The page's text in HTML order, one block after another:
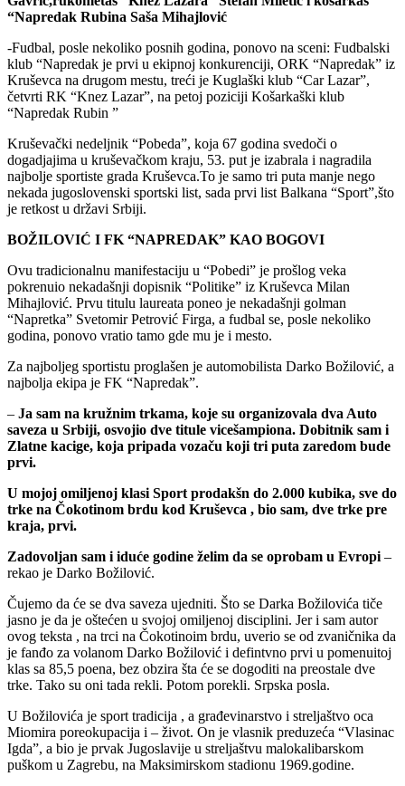
“Napredak Rubina Saša Mihajlović
-Fudbal, posle nekoliko posnih godina, ponovo na sceni: Fudbalski
klub “Napredak je prvi u ekipnoj konkurenciji, ORK “Napredak” iz
Kruševca na drugom mestu, treći je Kuglaški klub “Car Lazar”,
četvrti RK “Knez Lazar”, na petoj poziciji Košarkaški klub
“Napredak Rubin ”
Kruševački nedeljnik “Pobeda”, koja 67 godina svedoči o
dogadjajima u kruševačkom kraju, 53. put je izabrala i nagradila
najbolje sportiste grada Kruševca.To je samo tri puta manje nego
nekada jugoslovenski sportski list, sada prvi list Balkana “Sport”,što
je retkost u državi Srbiji.
BOŽILOVIĆ I FK “NAPREDAK” KAO BOGOVI
Ovu tradicionalnu manifestaciju u “Pobedi” je prošlog veka
pokrenuio nekadašnji dopisnik “Politike” iz Kruševca Milan
Mihajlović. Prvu titulu laureata poneo je nekadašnji golman
“Napretka” Svetomir Petrović Firga, a fudbal se, posle nekoliko
godina, ponovo vratio tamo gde mu je i mesto.
Za najboljeg sportistu proglašen je automobilista Darko Božilović, a
najbolja ekipa je FK “Napredak”.
– Ja sam na kružnim trkama, koje su organizovala dva Auto
saveza u Srbiji, osvojio dve titule vicešampiona. Dobitnik sam i
Zlatne kacige, koja pripada vozaču koji tri puta zaredom bude
prvi.
U mojoj omiljenoj klasi Sport prodakšn do 2.000 kubika, sve do
trke na Čokotinom brdu kod Kruševca , bio sam, dve trke pre
kraja, prvi.
Zadovoljan sam i iduće godine želim da se oprobam u Evropi –
rekao je Darko Božilović.
Čujemo da će se dva saveza ujedniti. Što se Darka Božilovića tiče
jasno je da je oštećen u svojoj omiljenoj disciplini. Jer i sam autor
ovog teksta , na trci na Čokotinoim brdu, uverio se od zvaničnika da
je fanđo za volanom Darko Božilović i defintvno prvi u pomenuitoj
klas sa 85,5 poena, bez obzira šta će se dogoditi na preostale dve
trke. Tako su oni tada rekli. Potom porekli. Srpska posla.
U Božilovića je sport tradicija , a građevinarstvo i streljaštvo oca
Miomira poreokupacija i – život. On je vlasnik preduzeća “Vlasinac
Igda”, a bio je prvak Jugoslavije u streljaštvu malokalibarskom
puškom u Zagrebu, na Maksimirskom stadionu 1969.godine.